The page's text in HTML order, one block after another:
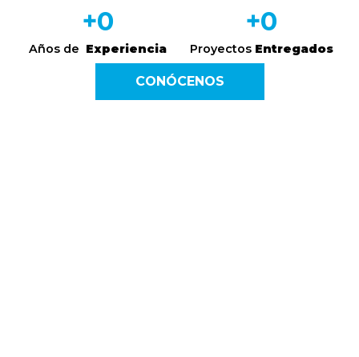
Años de Experiencia
+0
Proyectos Entregados
+0
CONÓCENOS